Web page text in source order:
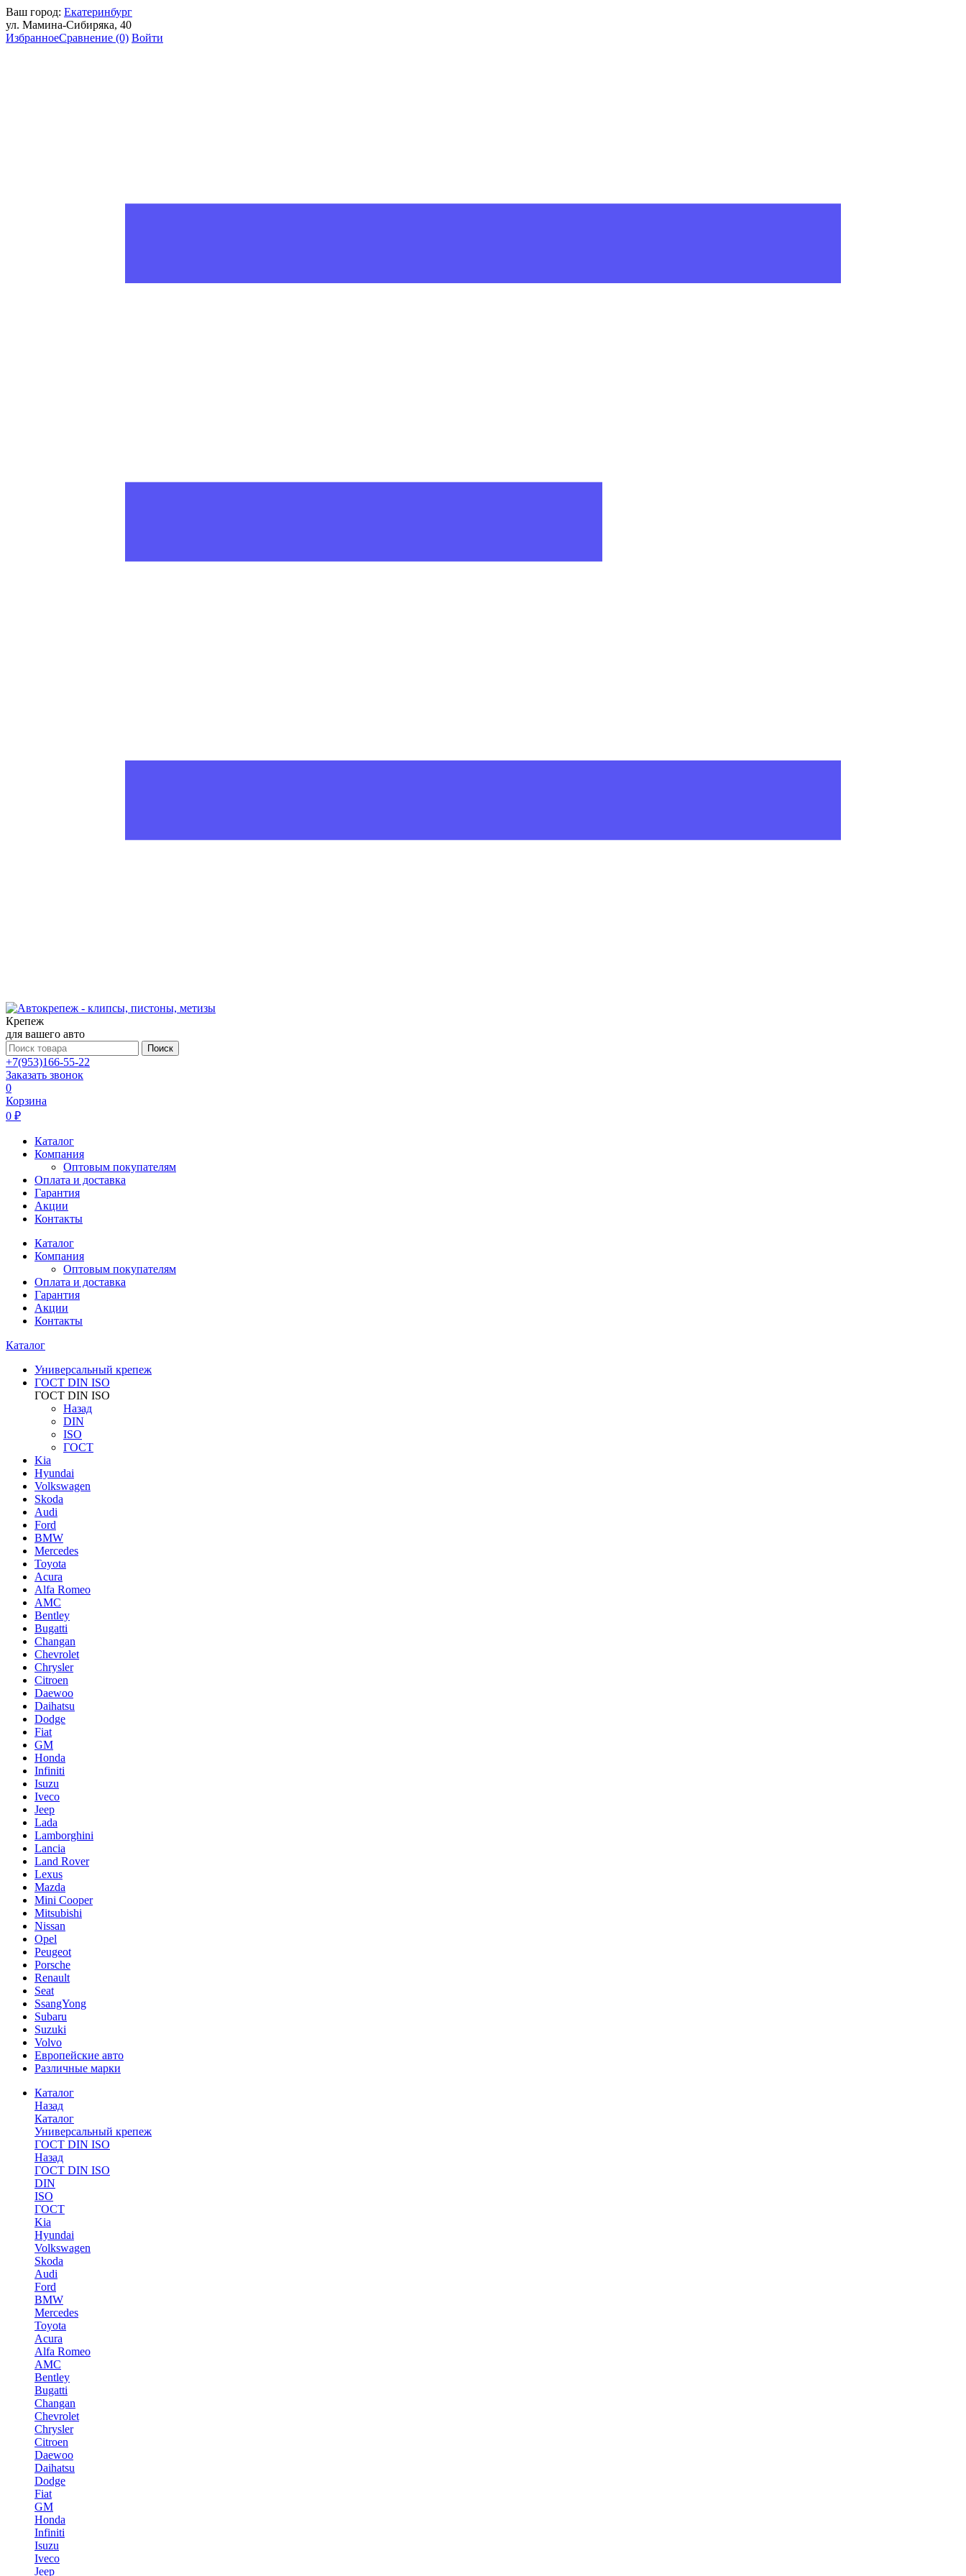
Ваш город: Екатеринбург
ул. Мамина-Сибиряка, 40
ИзбранноеСравнение (0) Войти
Крепеж
для вашего авто
Поиск
+7(953)166-55-22
Заказать звонок
0
Корзина
0 ₽
Каталог
Компания
Оптовым покупателям
Оплата и доставка
Гарантия
Акции
Контакты
Каталог
Компания
Оптовым покупателям
Оплата и доставка
Гарантия
Акции
Контакты
Каталог
Универсальный крепеж
ГОСТ DIN ISO
ГОСТ DIN ISO
Назад
DIN
ISO
ГОСТ
Kia
Hyundai
Volkswagen
Skoda
Audi
Ford
BMW
Mercedes
Toyota
Acura
Alfa Romeo
AMC
Bentley
Bugatti
Changan
Chevrolet
Chrysler
Citroen
Daewoo
Daihatsu
Dodge
Fiat
GM
Honda
Infiniti
Isuzu
Iveco
Jeep
Lada
Lamborghini
Lancia
Land Rover
Lexus
Mazda
Mini Cooper
Mitsubishi
Nissan
Opel
Peugeot
Porsche
Renault
Seat
SsangYong
Subaru
Suzuki
Volvo
Европейские авто
Различные марки
Каталог
Назад
Каталог
Универсальный крепеж
ГОСТ DIN ISO
Назад
ГОСТ DIN ISO
DIN
ISO
ГОСТ
Kia
Hyundai
Volkswagen
Skoda
Audi
Ford
BMW
Mercedes
Toyota
Acura
Alfa Romeo
AMC
Bentley
Bugatti
Changan
Chevrolet
Chrysler
Citroen
Daewoo
Daihatsu
Dodge
Fiat
GM
Honda
Infiniti
Isuzu
Iveco
Jeep